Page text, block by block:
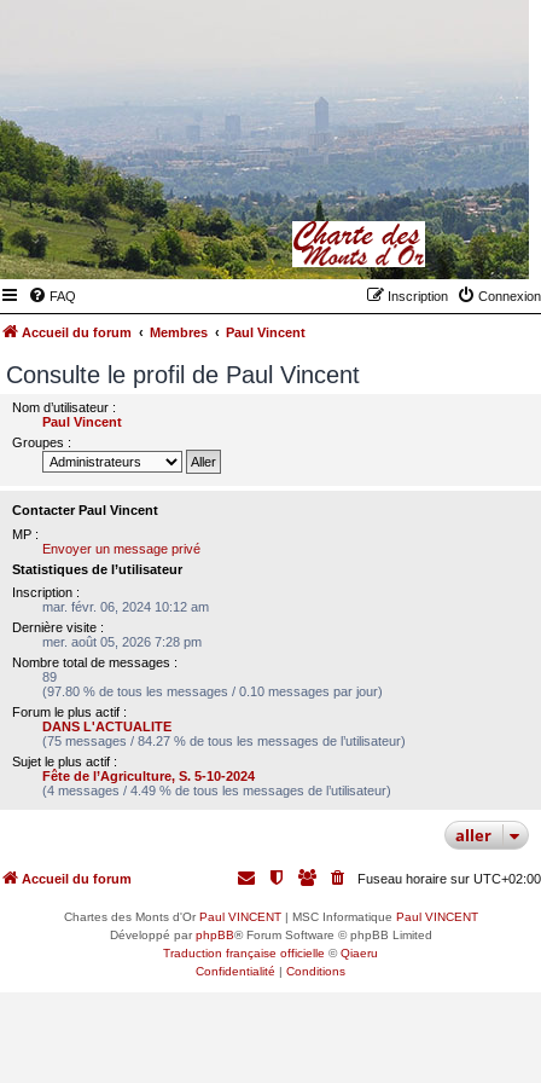
FAQ Connexion
Inscription
Accueil du forum Membres Paul Vincent
Consulte le profil de Paul Vincent
Nom d’utilisateur :
Paul Vincent
Groupes :
Contacter Paul Vincent
MP :
Envoyer un message privé
Statistiques de l’utilisateur
Inscription :
mar. févr. 06, 2024 10:12 am
Dernière visite :
mer. août 05, 2026 7:28 pm
Nombre total de messages :
89
(97.80 % de tous les messages / 0.10 messages par jour)
Forum le plus actif :
DANS L'ACTUALITE
(75 messages / 84.27 % de tous les messages de l’utilisateur)
Sujet le plus actif :
Fête de l’Agriculture, S. 5-10-2024
(4 messages / 4.49 % de tous les messages de l’utilisateur)
aller
Accueil du forum Fuseau horaire sur UTC+02:00
Chartes des Monts d'OrPaul VINCENT| MSC Informatique Paul VINCENT
Développé parphpBB® Forum Software © phpBB Limited
Traduction française officielle ©Qiaeru
Confidentialité | Conditions